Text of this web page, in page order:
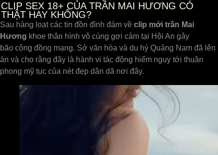
CLIP SEX 18+ CỦA TRẦN MAI HƯƠNG CÓ
THẬT HAY KHÔNG?
Sau hàng loạt các tin đồn đình đám về clip mới trần Mai
Hương khoe thân hình vô cùng gợi cảm tại Hội An gây
bão cộng đồng mạng. Sở văn hóa và du hý Quảng Nam đã lên
án và cho rằng đây là hành vi tác động hiểm nguy tới thuần
phong mỹ tục của nét đẹp dân dã nơi đây.